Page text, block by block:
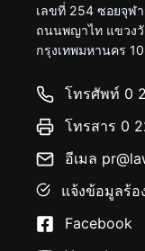
เลขที่ 254 ซอยจุฬ
ถนนพญาไท แขวง
กรุงเทพมหานคร
โทรศัพท์ 0
โทรสาร 0
อีเมล
แจ้งข้อมูลร้อ
Facebook